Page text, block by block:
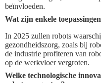
beïnvloeden.
Wat zijn enkele
In 2025 zullen robots
gezondheidszorg, zoals bij
de industrie profiteren van
op de werkvloer vergroten.
Welke technologische